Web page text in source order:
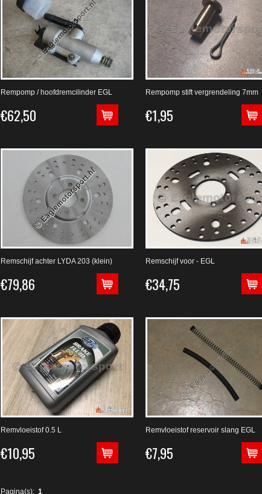
Rempomp / hoofdremcilinder EGL
€62,50
Rempomp stift vergrendeling 7mm
€1,95
Remschijf achter LYDA 203 (klein)
€79,86
Remschijf voor - EGL
€34,75
Remvloeistof 0.5 L
€10,95
Remvloeistof reservoir slang EGL
€7,95
Pagina(s): 1